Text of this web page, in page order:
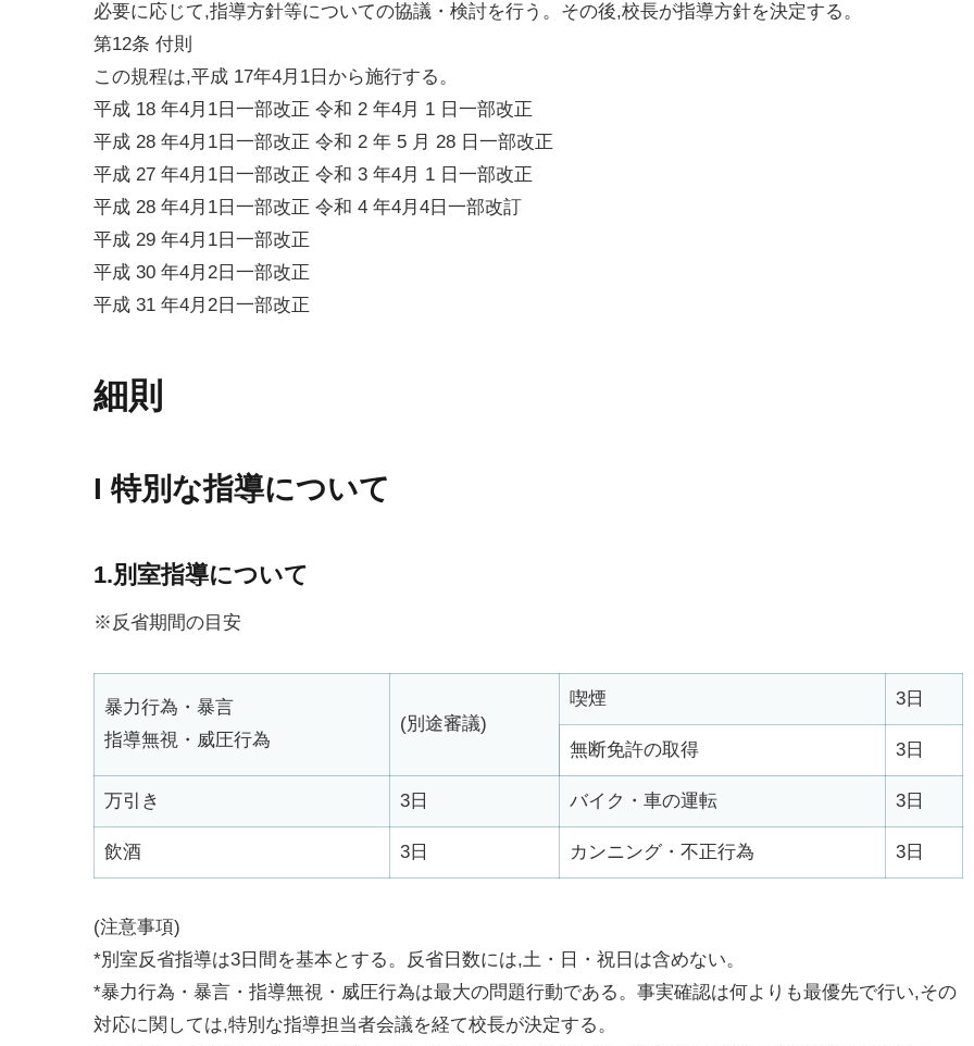
必要に応じて,指導方針等についての協議・検討を行う。その後,校長が指導方針を決定する。
第12条 付則
この規程は,平成 17年4月1日から施行する。
平成 18 年4月1日一部改正 令和 2 年4月 1 日一部改正
平成 28 年4月1日一部改正 令和 2 年 5 月 28 日一部改正
平成 27 年4月1日一部改正 令和 3 年4月 1 日一部改正
平成 28 年4月1日一部改正 令和 4 年4月4日一部改訂
平成 29 年4月1日一部改正
平成 30 年4月2日一部改正
平成 31 年4月2日一部改正
細則
I 特別な指導について
1.別室指導について
※反省期間の目安
暴力行為・暴言
指導無視・威圧行為
(別途審議)
喫煙 3日
無断免許の取得 3日
万引き 3日 バイク・車の運転 3日
飲酒 3日 カンニング・不正行為 3日
(注意事項)
*別室反省指導は3日間を基本とする。反省日数には,土・日・祝日は含めない。
*暴力行為・暴言・指導無視・威圧行為は最大の問題行動である。事実確認は何よりも最優先で行い,その
対応に関しては,特別な指導担当者会議を経て校長が決定する。